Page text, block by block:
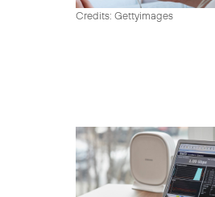
Credits: Gettyimages